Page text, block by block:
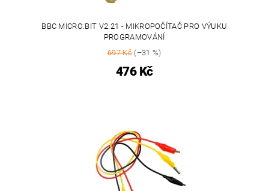
BBC MICRO:BIT V2.21 - MIKROPOČÍTAČ PRO VÝUKU
PROGRAMOVÁNÍ
697 Kč(–31 %)
476 Kč